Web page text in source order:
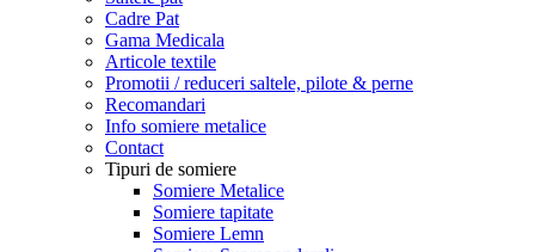
Cadre Pat
Gama Medicala
Articole textile
Promotii / reduceri saltele, pilote & perne
Recomandari
Info somiere metalice
Contact
Tipuri de somiere
Somiere Metalice
Somiere tapitate
Somiere Lemn